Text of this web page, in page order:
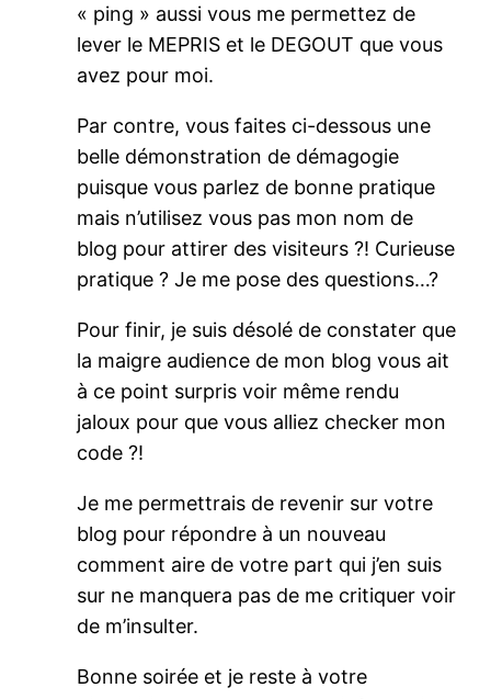
« ping » aussi vous me permettez de
lever le MEPRIS et le DEGOUT que vous
avez pour moi.
Par contre, vous faites ci-dessous une
belle démonstration de démagogie
puisque vous parlez de bonne pratique
mais n’utilisez vous pas mon nom de
blog pour attirer des visiteurs ?! Curieuse
pratique ? Je me pose des questions…?
Pour finir, je suis désolé de constater que
la maigre audience de mon blog vous ait
à ce point surpris voir même rendu
jaloux pour que vous alliez checker mon
code ?!
Je me permettrais de revenir sur votre
blog pour répondre à un nouveau
comment aire de votre part qui j’en suis
sur ne manquera pas de me critiquer voir
de m’insulter.
Bonne soirée et je reste à votre